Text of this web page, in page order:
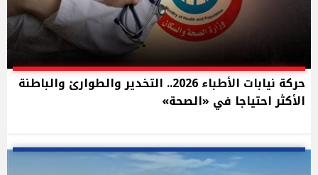
حركة نيابات الأطباء 2026.. التخدير والطوارئ والباطنة
الأكثر احتياجا في «الصحة»